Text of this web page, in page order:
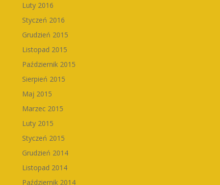
Luty 2016
Styczeń 2016
Grudzień 2015
Listopad 2015
Październik 2015
Sierpień 2015
Maj 2015
Marzec 2015
Luty 2015
Styczeń 2015
Grudzień 2014
Listopad 2014
Październik 2014